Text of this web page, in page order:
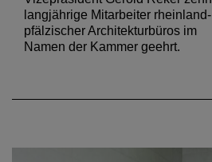
langjährige Mitarbeiter rheinland-
pfälzischer Architekturbüros im
Namen der Kammer geehrt.